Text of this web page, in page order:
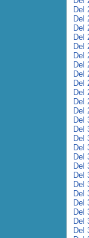
Del
Del
Del
Del
Del
Del
Del
Del
Del
Del
Del
Del
Del
Del
Del
Del
Del
Del
Del
Del
Del
Del
Del
Del
Del